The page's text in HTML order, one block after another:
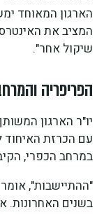
הארגון המאוחד
המציב את
שיקול אחר".
הפריפריה
יו"ר הארגון
עם הכרזת האיחוד
במרחב הכפרי,
"ההתיישבות",
בשנים האחרונות.